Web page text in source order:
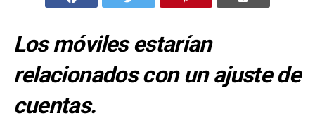
Los móviles estarían
relacionados con un ajuste de
cuentas.